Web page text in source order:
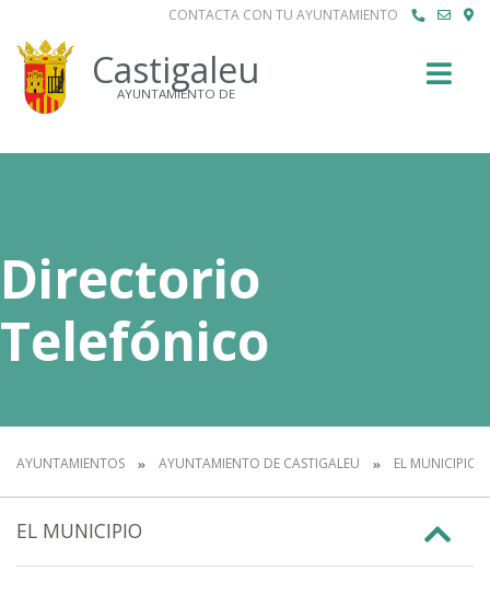
CONTACTA CON TU AYUNTAMIENTO
Castigaleu
AYUNTAMIENTO DE
Directorio
Telefónico
AYUNTAMIENTOS AYUNTAMIENTO DE CASTIGALEU EL MUNICIPIO
EL MUNICIPIO